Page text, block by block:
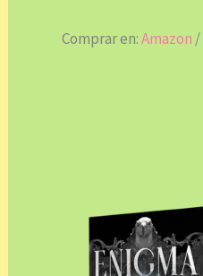
Comprar en:Amazon /